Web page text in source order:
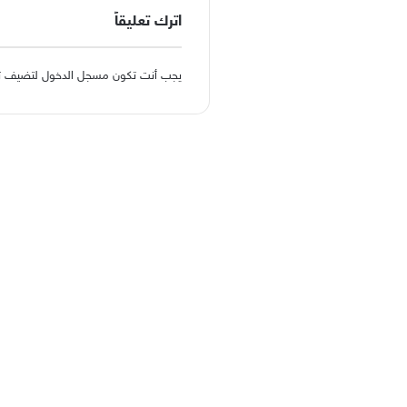
اترك تعليقاً
يجب أنت تكون مسجل الدخوللتضيف